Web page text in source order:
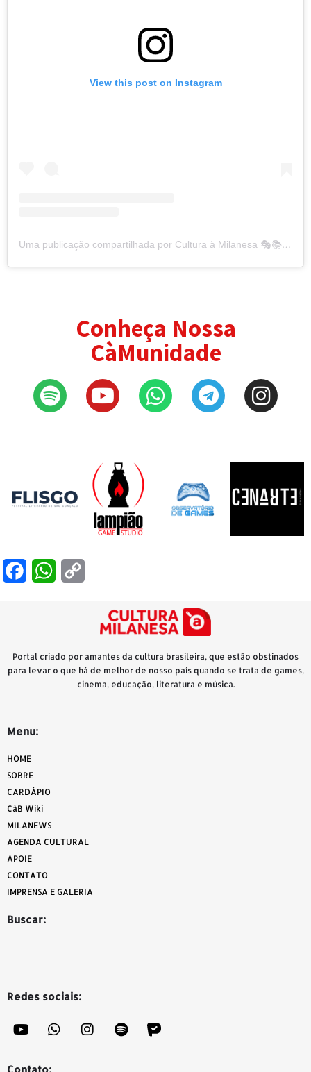
View this post on Instagram
Uma publicação compartilhada por Cultura à Milanesa 🎭📚🎬 (@culturamilanesa)
Conheça Nossa
CàMunidade
FacebookWhatsApp
Portal criado por amantes da cultura brasileira, que estão obstinados
para levar o que há de melhor de nosso país quando se trata de games,
cinema, educação, literatura e música.
Menu:
HOME
SOBRE
CARDÁPIO
CàB Wiki
MILANEWS
AGENDA CULTURAL
APOIE
CONTATO
IMPRENSA E GALERIA
Buscar:
Redes sociais: